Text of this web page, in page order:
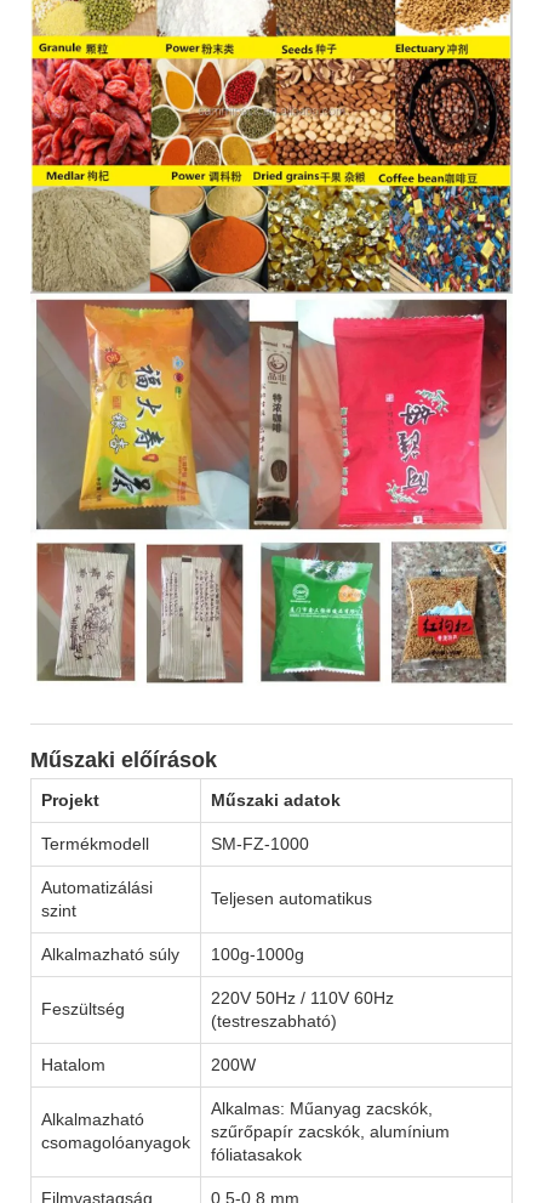
Műszaki előírások
Projekt Műszaki adatok
Termékmodell SM-FZ-1000
Automatizálási
szint
Teljesen automatikus
Alkalmazható súly 100g-1000g
Feszültség
220V 50Hz / 110V 60Hz
(testreszabható)
Hatalom 200W
Alkalmazható
csomagolóanyagok
Alkalmas: Műanyag zacskók,
szűrőpapír zacskók, alumínium
fóliatasakok
Filmvastagság 0,5-0,8 mm